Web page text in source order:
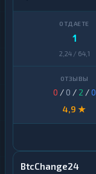
1
2,24 / 64,1
0 / 0 / 2 /0
4,9 ★
BtcChange24